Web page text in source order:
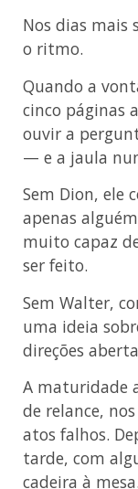
Nos dias mais
o ritmo.
Quando a
cinco páginas
ouvir a
— e a jaula
Sem Dion, ele
apenas
muito capaz
ser feito.
Sem Walter,
uma ideia
direções
A maturidade
de relance,
atos falhos.
tarde, com
cadeira à